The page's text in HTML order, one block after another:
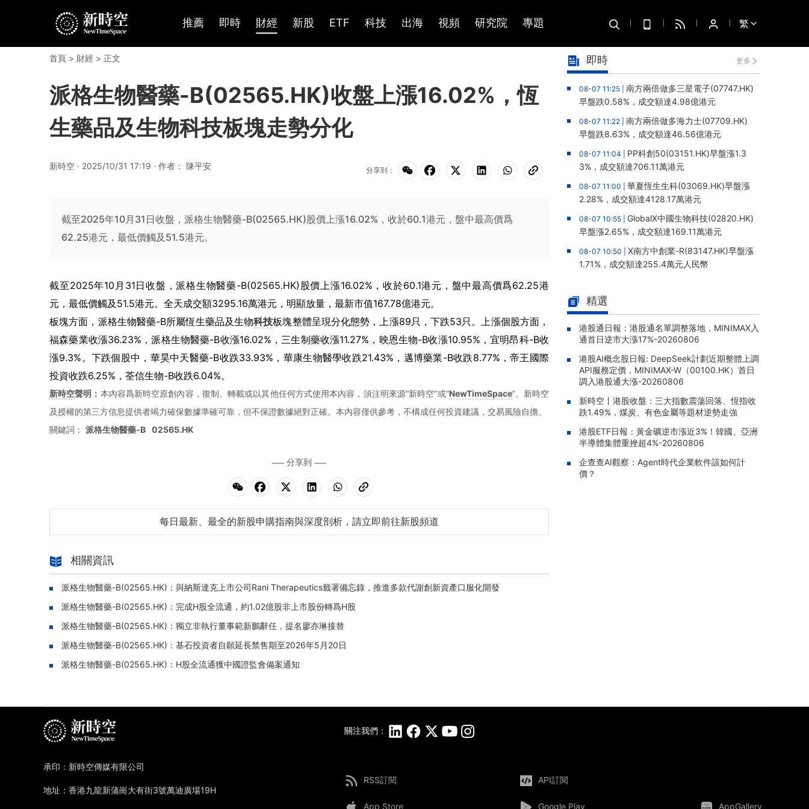
推薦 即時 財經 新股 ETF 科技 出海 視頻 研究院 專題 繁
首頁 > 財經 > 正文
派格生物醫藥-B(02565.HK)收盤上漲16.02%，恆
生藥品及生物科技板塊走勢分化
新時空 · 2025/10/31 17:19 · 作者： 陳平安 分享到：
截至2025年10月31日收盤，派格生物醫藥-B(02565.HK)股價上漲16.02%，收於60.1港元，盤中最高價爲
62.25港元，最低價觸及51.5港元。
截至2025年10月31日收盤，派格生物醫藥-B(02565.HK)股價上漲16.02%，收於60.1港元，盤中最高價爲62.25港
元，最低價觸及51.5港元。全天成交額3295.16萬港元，明顯放量，最新市值167.78億港元。
板塊方面，派格生物醫藥-B所屬恆生藥品及生物科技板塊整體呈現分化態勢，上漲89只，下跌53只。上漲個股方面，
福森藥業收漲36.23%，派格生物醫藥-B收漲16.02%，三生制藥收漲11.27%，映恩生物-B收漲10.95%，宜明昂科-B收
漲9.3%。下跌個股中，華昊中天醫藥-B收跌33.93%，華康生物醫學收跌21.43%，邁博藥業-B收跌8.77%，帝王國際
投資收跌6.25%，荃信生物-B收跌6.04%。
新時空聲明： 本內容爲新時空原創內容，復制、轉載或以其他任何方式使用本內容，須注明來源“新時空”或“NewTimeSpace”。新時空
及授權的第三方信息提供者竭力確保數據準確可靠，但不保證數據絕對正確。本內容僅供參考，不構成任何投資建議，交易風險自擔。
關鍵詞： 派格生物醫藥-B 02565.HK
分享到
每日最新、最全的新股申購指南與深度剖析，請立即前往新股頻道
相關資訊
派格生物醫藥-B(02565.HK)：與納斯達克上市公司Rani Therapeutics籤署備忘錄，推進多款代謝創新資產口服化開發
派格生物醫藥-B(02565.HK)：完成H股全流通，約1.02億股非上市股份轉爲H股
派格生物醫藥-B(02565.HK)：獨立非執行董事範新鵬辭任，提名廖亦琳接替
派格生物醫藥-B(02565.HK)：基石投資者自願延長禁售期至2026年5月20日
派格生物醫藥-B(02565.HK)：H股全流通獲中國證監會備案通知
即時 更多
08-07 11:25 | 南方兩倍做多三星電子(07747.HK)
早盤跌0.58%，成交額達4.98億港元
08-07 11:22 | 南方兩倍做多海力士(07709.HK)
早盤跌8.63%，成交額達46.56億港元
08-07 11:04 | PP科創50(03151.HK)早盤漲1.3
3%，成交額達706.11萬港元
08-07 11:00 | 華夏恆生生科(03069.HK)早盤漲
2.28%，成交額達4128.17萬港元
08-07 10:55 | GlobalX中國生物科技(02820.HK)
早盤漲2.65%，成交額達169.11萬港元
08-07 10:50 | X南方中創業-R(83147.HK)早盤漲
1.71%，成交額達255.4萬元人民幣
80%，成交額達358.55萬港元
08-07 10:20 |南方KOSPI(03121.HK)早盤跌1.9
6%，成交額達1140.25萬港元
漲2.16%，成交額達165.71萬港元
08-07 10:10 |易方達亞洲半導體ETF(03486.H
精選
港股通日報：港股通名單調整落地，MINIMAX入
通首日逆市大漲17%-20260806
港股AI概念股日報: DeepSeek計劃近期整體上調
API服務定價，MINIMAX-W（00100.HK）首日
調入港股通大漲-20260806
新時空丨港股收盤：三大指數震蕩回落、恆指收
跌1.49%，煤炭、有色金屬等題材逆勢走強
港股ETF日報：黃金礦逆市漲近3%！韓國、亞洲
半導體集體重挫超4%-20260806
企查查AI觀察：Agent時代企業軟件該如何計
價？
關注我們：
RSS訂閱 API訂閱
App Store Google Play AppGallery
承印：新時空傳媒有限公司
地址：香港九龍新蒲崗大有街3號萬迪廣場19H